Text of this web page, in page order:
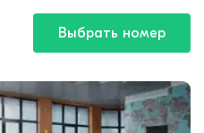
Выбрать номер